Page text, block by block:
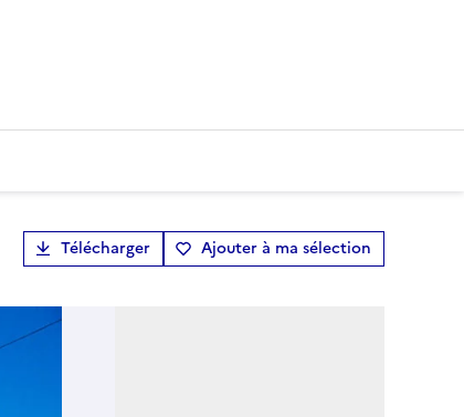
Télécharger Ajouter à ma sélection